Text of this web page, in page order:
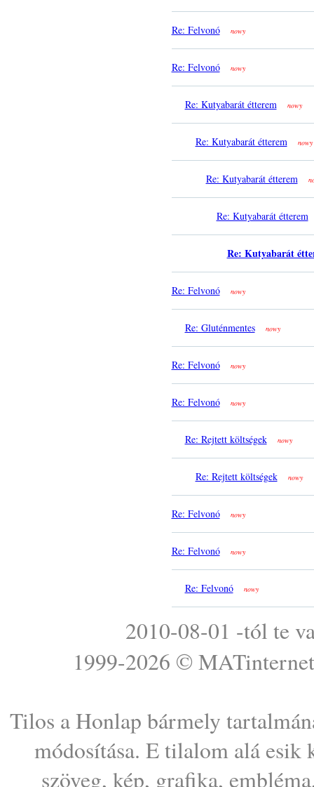
Re: Felvonó nowy
Re: Felvonó nowy
Re: Kutyabarát étterem nowy
Re: Kutyabarát étterem nowy
Re: Kutyabarát étterem
Re: Kutyabarát étterem
Re: Kutyabarát
Re: Felvonó nowy
Re: Gluténmentes nowy
Re: Felvonó nowy
Re: Felvonó nowy
Re: Rejtett költségek nowy
Re: Rejtett költségek nowy
Re: Felvonó nowy
Re: Felvonó nowy
Re: Felvonó nowy
2010-08-01 -tól te
1999-2026 © MATinternet
Tilos a Honlap bármely
módosítása. E tilalom alá esik
szöveg, kép, grafika,